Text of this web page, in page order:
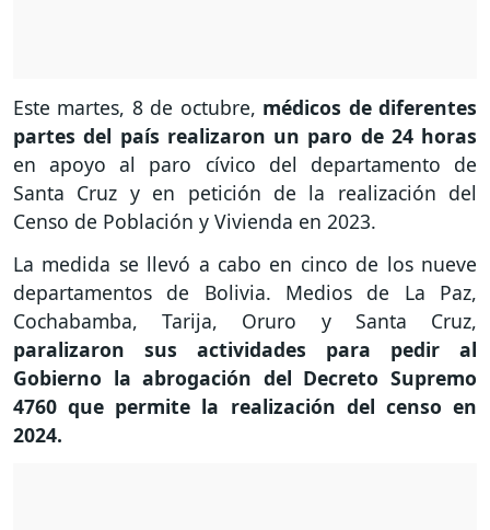
Este martes, 8 de octubre, médicos de diferentes
partes del país realizaron un paro de 24 horas
en apoyo al paro cívico del departamento de
Santa Cruz y en petición de la realización del
Censo de Población y Vivienda en 2023.
La medida se llevó a cabo en cinco de los nueve
departamentos de Bolivia. Medios de La Paz,
Cochabamba, Tarija, Oruro y Santa Cruz,
paralizaron sus actividades para pedir al
Gobierno la abrogación del Decreto Supremo
4760 que permite la realización del censo en
2024.